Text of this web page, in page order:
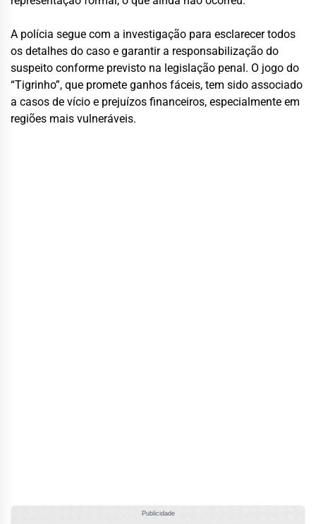
A polícia segue com a investigação para esclarecer todos
os detalhes do caso e garantir a responsabilização do
suspeito conforme previsto na legislação penal. O jogo do
“Tigrinho”, que promete ganhos fáceis, tem sido associado
a casos de vício e prejuízos financeiros, especialmente em
regiões mais vulneráveis.
Publicidade